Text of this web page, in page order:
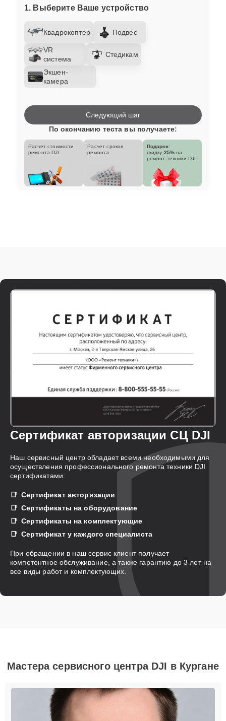
1. Выберите Ваше устройство
Квадрокоптер Подвес
VR
система
Стедикам
Экшен-
камера
Следующий шаг
По окончанию теста вы получаете:
Расчет стоимости
ремонта DJI
Расчет сроков
ремонта
Подарок:
скидку 25% на
ремонт техники DJI
Сертификат авторизации СЦ DJI
Наш сервисный центр обладает всеми необходимыми для
осуществления профессионального ремонта техники DJI
сертификатами:
Сертификат авторизации
Сертификаты на оборудование
Сертификаты на комплектующие
Сертификат у каждого специалиста
При обращении в наш сервис клиент получает
компетентное обслуживание, а также гарантию до 3 лет на
все виды работ и комплектующих.
Мастера сервисного центра DJI в Кургане